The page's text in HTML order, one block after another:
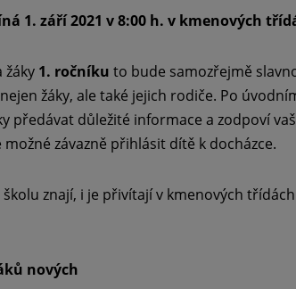
1. září 2021 v 8:00 h. v kmenových
žáky 1. ročníku to bude samozřejmě
žáky, ale také jejich rodiče. Po
předávat důležité informace a zodpoví
závazně přihlásit dítě k docházce.
školu znají, i je přivítají v kmenových
nových